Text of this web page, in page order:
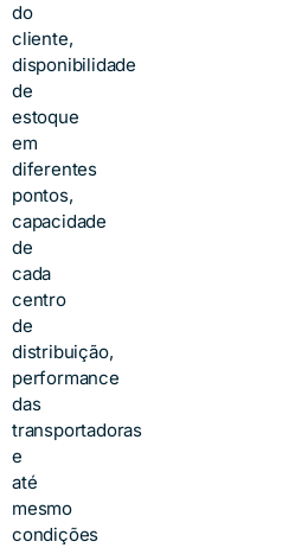
do
cliente,
disponibilidade
de
estoque
em
diferentes
pontos,
capacidade
de
cada
centro
de
distribuição,
performance
das
transportadoras
e
até
mesmo
condições